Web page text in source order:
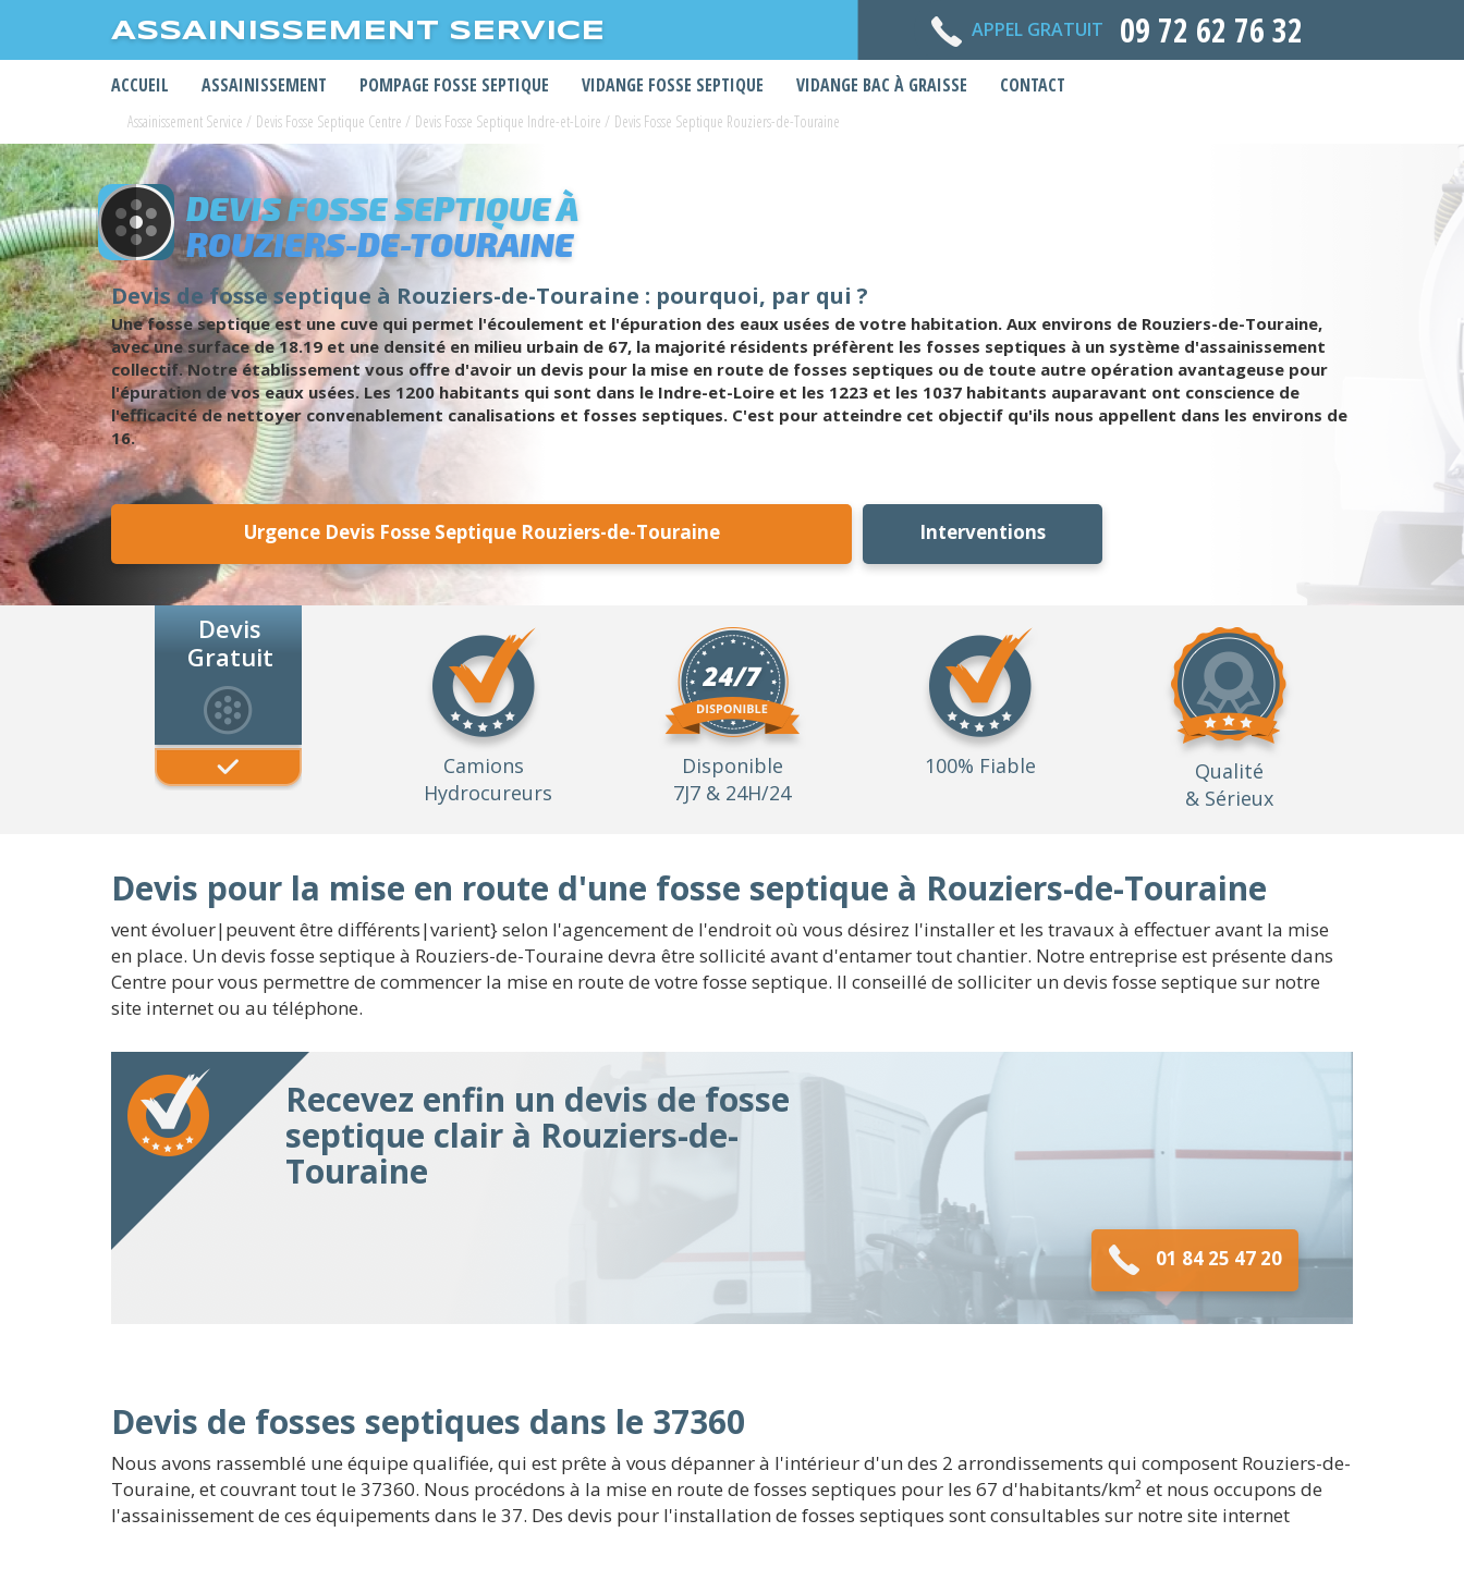
ASSAINISSEMENT SERVICE APPEL GRATUIT 09 72 62 76 32
ACCUEIL ASSAINISSEMENT POMPAGE FOSSE SEPTIQUE VIDANGE FOSSE SEPTIQUE VIDANGE BAC À GRAISSE CONTACT
Assainissement Service / Devis Fosse Septique Centre / Devis Fosse Septique Indre-et-Loire / Devis Fosse Septique Rouziers-de-Touraine
DEVIS FOSSE SEPTIQUE À
ROUZIERS-DE-TOURAINE
Devis de fosse septique à Rouziers-de-Touraine : pourquoi, par qui ?
Une fosse septique est une cuve qui permet l'écoulement et l'épuration des eaux usées de votre habitation. Aux environs de Rouziers-de-Touraine,
avec une surface de 18.19 et une densité en milieu urbain de 67, la majorité résidents préfèrent les fosses septiques à un système d'assainissement
collectif. Notre établissement vous offre d'avoir un devis pour la mise en route de fosses septiques ou de toute autre opération avantageuse pour
l'épuration de vos eaux usées. Les 1200 habitants qui sont dans le Indre-et-Loire et les 1223 et les 1037 habitants auparavant ont conscience de
l'efficacité de nettoyer convenablement canalisations et fosses septiques. C'est pour atteindre cet objectif qu'ils nous appellent dans les environs de
16.
Urgence Devis Fosse Septique Rouziers-de-Touraine Interventions
Devis
Gratuit
Camions
Hydrocureurs
Disponible
7J7 & 24H/24
100% Fiable
Qualité
& Sérieux
Devis pour la mise en route d'une fosse septique à Rouziers-de-Touraine
vent évoluer|peuvent être différents|varient} selon l'agencement de l'endroit où vous désirez l'installer et les travaux à effectuer avant la mise
en place. Un devis fosse septique à Rouziers-de-Touraine devra être sollicité avant d'entamer tout chantier. Notre entreprise est présente dans
Centre pour vous permettre de commencer la mise en route de votre fosse septique. Il conseillé de solliciter un devis fosse septique sur notre
site internet ou au téléphone.
Recevez enfin un devis de fosse
septique clair à Rouziers-de-
Touraine
01 84 25 47 20
Devis de fosses septiques dans le 37360
Nous avons rassemblé une équipe qualifiée, qui est prête à vous dépanner à l'intérieur d'un des 2 arrondissements qui composent Rouziers-de-
Touraine, et couvrant tout le 37360. Nous procédons à la mise en route de fosses septiques pour les 67 d'habitants/km² et nous occupons de
l'assainissement de ces équipements dans le 37. Des devis pour l'installation de fosses septiques sont consultables sur notre site internet